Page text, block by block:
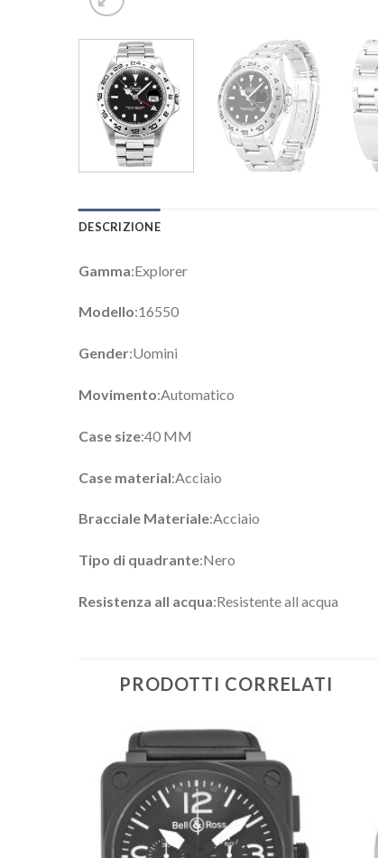
DESCRIZIONE
Gamma:Explorer
Modello:16550
Gender:Uomini
Movimento:Automatico
Case size:40 MM
Case material:Acciaio
Bracciale Materiale:Acciaio
Tipo di quadrante:Nero
Resistenza all acqua:Resistente all acqua
PRODOTTI CORRELATI